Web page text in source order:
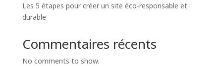
Les 5 étapes pour créer un site éco-responsable et
durable
Commentaires récents
No comments to show.